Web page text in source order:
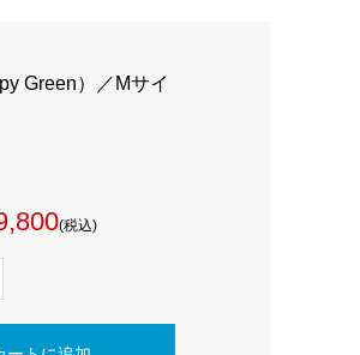
Green）／Mサイ
(税込)